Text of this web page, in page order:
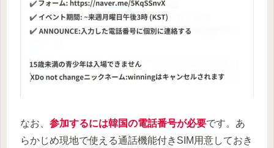
なお、 参加するには韓国の電話番号が必要です。あ
らかじめ現地で使える通話機能付きSIM用意しておき